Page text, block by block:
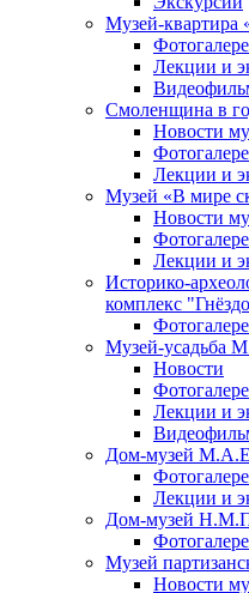
Музей-квартира
Лекции и
Смоленщина в
Новости
Лекции и
Музей «В мире
Новости
Лекции и
Историко-
комплекс
Музей-усадьба
Новости
Лекции и
Дом-музей
Лекции и
Дом-музей
Музей
Новости